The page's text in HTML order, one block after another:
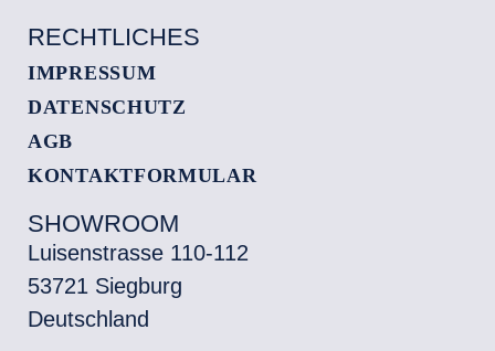
RECHTLICHES
IMPRESSUM
DATENSCHUTZ
AGB
KONTAKTFORMULAR
SHOWROOM
Luisenstrasse 110-112
53721 Siegburg
Deutschland